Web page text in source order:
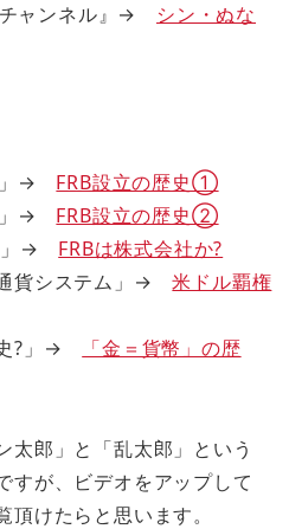
ャンネル』→ シン・ぬな
」→ FRB設立の歴史①
」→ FRB設立の歴史②
」→ FRBは株式会社か?
通貨システム」→米ドル覇権
?」→
「金＝貨幣」の歴
太郎」と「乱太郎」という
すが、ビデオをアップして
けたらと思います。